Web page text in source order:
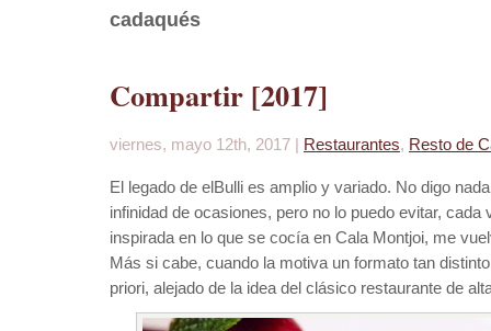
cadaqués
Compartir [2017]
viernes, mayo 12th, 2017 | Restaurantes, Resto de
El legado de elBulli es amplio y variado. No digo
infinidad de ocasiones, pero no lo puedo evitar, cada
inspirada en lo que se cocía en Cala Montjoi, me
Más si cabe, cuando la motiva un formato tan
priori, alejado de la idea del clásico restaurante de